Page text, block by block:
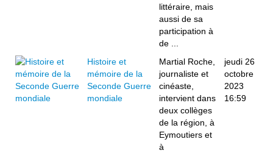
littéraire, mais
aussi de sa
participation à
de ...
Histoire et
mémoire de la
Seconde Guerre
mondiale
Martial Roche,
journaliste et
cinéaste,
intervient dans
deux collèges
de la région, à
Eymoutiers et
à
jeudi 26
octobre
2023
16:59